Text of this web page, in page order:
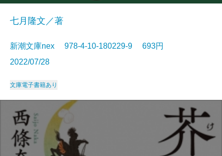
七月隆文／著
新潮文庫nex 978-4-10-180229-9 693円
2022/07/28
文庫電子書籍あり